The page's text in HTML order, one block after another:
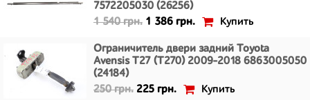
7572205030 (26256)
1 540 грн. 1 386 грн. Купить
Ограничитель двери задний Toyota
Avensis T27 (T270) 2009-2018 6863005050
(24184)
250 грн. 225 грн. Купить